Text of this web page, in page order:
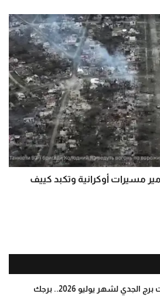
مسيرات أوكرانية وتكبد كييف
توقعات برج الجدي لشهر يوليو 2026.. برجك